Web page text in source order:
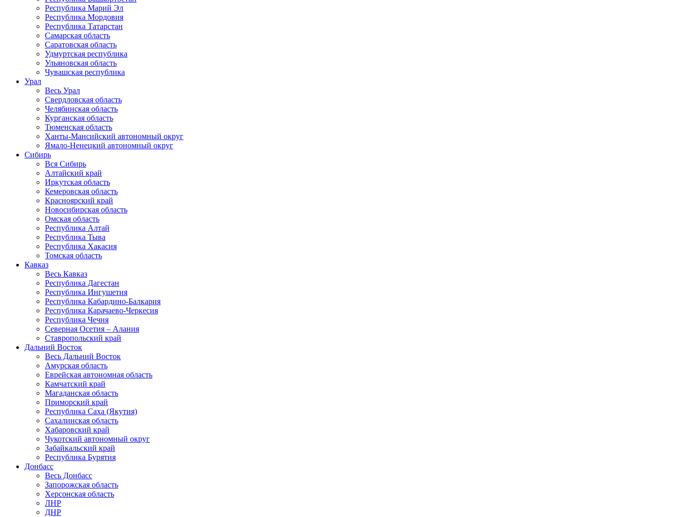
Республика Марий Эл
Республика Мордовия
Республика Татарстан
Самарская область
Саратовская область
Удмуртская республика
Ульяновская область
Чувашская республика
Урал
Весь Урал
Свердловская область
Челябинская область
Курганская область
Тюменская область
Ханты-Мансийский автономный округ
Ямало-Ненецкий автономный округ
Сибирь
Вся Сибирь
Алтайский край
Иркутская область
Кемеровская область
Красноярский край
Новосибирская область
Омская область
Республика Алтай
Республика Тыва
Республика Хакасия
Томская область
Кавказ
Весь Кавказ
Республика Дагестан
Республика Ингушетия
Республика Кабардино-Балкария
Республика Карачаево-Черкесия
Республика Чечня
Северная Осетия – Алания
Ставропольский край
Дальний Восток
Весь Дальний Восток
Амурская область
Еврейская автономная область
Камчатский край
Магаданская область
Приморский край
Республика Саха (Якутия)
Сахалинская область
Хабаровский край
Чукотский автономный округ
Забайкальский край
Республика Бурятия
Донбасс
Весь Донбасс
Запорожская область
Херсонская область
ЛНР
ДНР